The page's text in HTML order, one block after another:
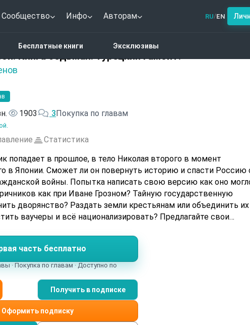
Сообщество Инфо Авторам RU/EN
Бесплатные книги Эксклюзивы
Книга седьмая. Турецкий гамбит.
1903 3Покупка по главам
Статистика
попадает в прошлое, в тело Николая второго в момент
в Японии. Сможет ли он повернуть историю и спасти Россию
войны. Попытка написать свою версию как оно
как при Иване Грозном? Тайную государственную
дворянство? Раздать земли крестьянам или объединить
ваучеры и всё национализировать? Предлагайте свои
что свою версию я тоже буду корректировать. Скачивание
часть бесплатно
· Покупка по главам · Доступно по
Получить в подписке
Оформить подписку